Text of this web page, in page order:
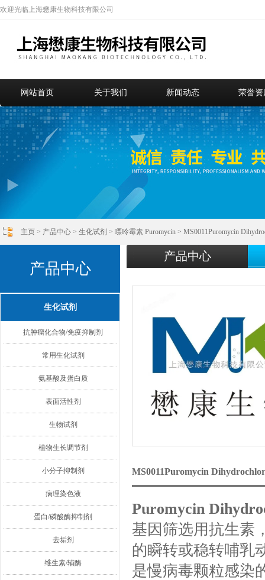
欢迎光临上海懋康生物科技有限公司
网站首页 关于我们 新闻动态 荣誉资
主页 > 产品中心 > 生化试剂 > 嘌呤霉素 Puromycin > MS0011Puromycin
产品中心
生化试剂
抗肿瘤化合物/免疫抑制剂
常用生化试剂
氨基酸及蛋白质
表面活性剂
生物试剂
植物生长调节剂
小分子抑制剂
病理染色液
蛋白/磷酸酶抑制剂
去垢剂
维生素/辅酶
产品中心
MS0011Puromycin
Puromycin
基因筛选用抗生素
的瞬转或稳转哺乳
是慢病毒颗粒感染